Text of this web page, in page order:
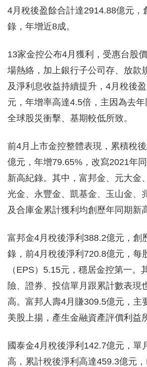
4月稅後盈餘合計達2914.88億元，
錄，年增近8成。
13家金控公布4月獲利，受惠台股
場熱絡，加上銀行子公司存、放款
及淨利息收益持續提升，4月稅後
元，年增率高達4.5倍，主因為去
全球股災衝擊、基期較低所致。
前4月上市金控整體表現，累積稅
億元，年增79.65%，改寫2021年
新高紀錄。其中，富邦金、元大金
光金、永豐金、凱基金、玉山金、
及合庫金累計獲利均創歷年同期新
富邦金4月稅後淨利388.2億元，創
錄，前4月稅後淨利720.8億元，每
（EPS）5.15元，穩居金控第一。
險、證券、投信單月跟累計數表現
高。富邦人壽4月賺309.5億元，主
美股上揚，產生金融資產評價利益
國泰金4月稅後淨利142.7億元，單
高，累計稅後淨利高達459.3億元，